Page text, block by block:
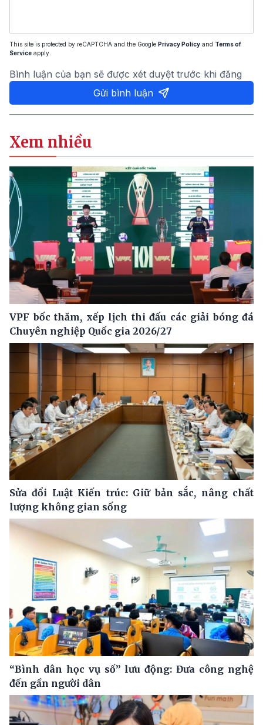
This site is protected by reCAPTCHA and the Google Privacy Policy and Terms of
Service apply.
Bình luận của bạn sẽ được xét duyệt trước khi đăng
Gửi bình luận
Xem nhiều
VPF bốc thăm, xếp lịch thi đấu các giải bóng đá
Chuyên nghiệp Quốc gia 2026/27
Sửa đổi Luật Kiến trúc: Giữ bản sắc, nâng chất
lượng không gian sống
“Bình dân học vụ số” lưu động: Đưa công nghệ
đến gần người dân